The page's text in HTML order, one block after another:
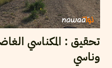
تحقيق : المكناسي
وناسي